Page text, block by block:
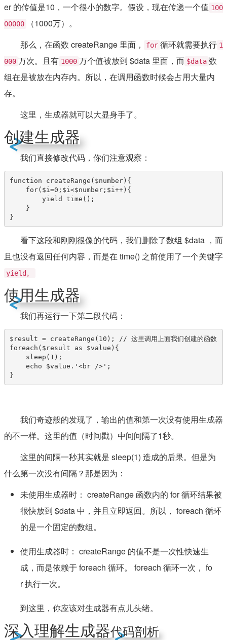
er 的传值是10，一个很小的数字。假设，现在传递一个值 100
00000
（1000万）。
那么，在函数 createRange 里面，
for 循环就需要执行 1
000 万次。且有 1000 万个值被放到 $data 里面，而 $data 数
组在是被放在内存内。所以，在调用函数时候会占用大量内
存。
这里，生成器就可以大显身手了。
创建生成器
我们直接修改代码，你们注意观察：
function createRange($number){
for($i=0;$i<$number;$i++){
yield time();
}
}
看下这段和刚刚很像的代码，我们删除了数组 $data ，而
且也没有返回任何内容，而是在 time() 之前使用了一个关键字
yield。
使用生成器
我们再运行一下第二段代码：
$result = createRange(10); // 这里调用上面我们创建的函数
foreach($result as $value){
sleep(1);
echo $value.'<br />';
}
我们奇迹般的发现了，输出的值和第一次没有使用生成器
的不一样。这里的值（时间戳）中间间隔了1秒。
这里的间隔一秒其实就是 sleep(1) 造成的后果。但是为
什么第一次没有间隔？那是因为：
未使用生成器时： createRange 函数内的 for 循环结果被
很快放到 $data 中，并且立即返回。所以， foreach 循环
的是一个固定的数组。
使用生成器时： createRange 的值不是一次性快速生
成，而是依赖于 foreach 循环。 foreach 循环一次， fo
r 执行一次。
到这里，你应该对生成器有点儿头绪。
深入理解生成器代码剖析